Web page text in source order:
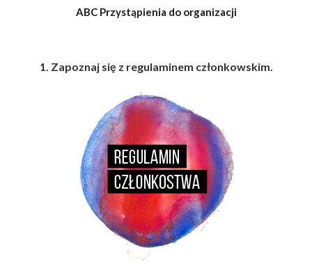
ABC Przystąpienia do organizacji
1. Zapoznaj się z regulaminem członkowskim.